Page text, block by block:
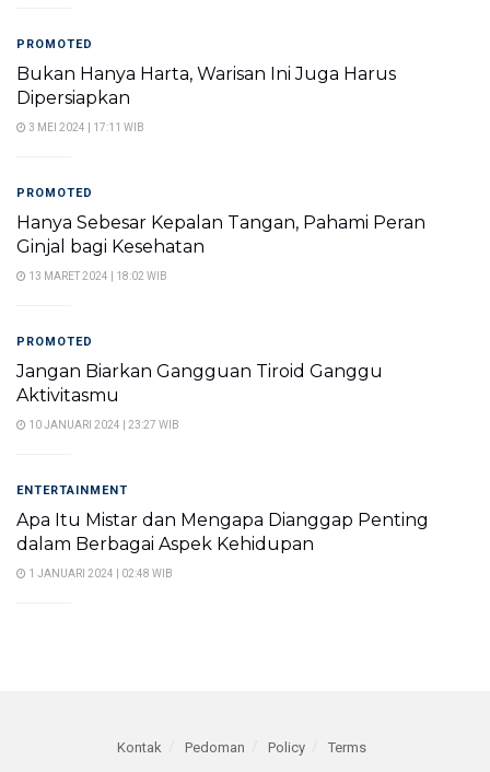
PROMOTED
Bukan Hanya Harta, Warisan Ini Juga Harus
Dipersiapkan
3 MEI 2024 | 17:11 WIB
PROMOTED
Hanya Sebesar Kepalan Tangan, Pahami Peran
Ginjal bagi Kesehatan
13 MARET 2024 | 18:02 WIB
PROMOTED
Jangan Biarkan Gangguan Tiroid Ganggu
Aktivitasmu
10 JANUARI 2024 | 23:27 WIB
ENTERTAINMENT
Apa Itu Mistar dan Mengapa Dianggap Penting
dalam Berbagai Aspek Kehidupan
1 JANUARI 2024 | 02:48 WIB
Kontak Pedoman Policy Terms